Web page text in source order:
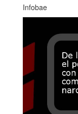
Infobae